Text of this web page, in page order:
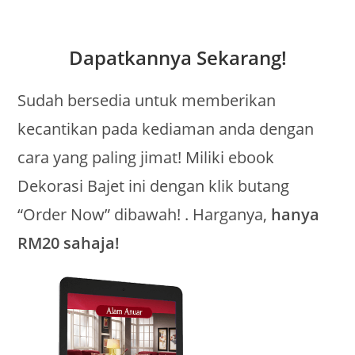
Dapatkannya Sekarang!
Sudah bersedia untuk memberikan
kecantikan pada kediaman anda dengan
cara yang paling jimat! Miliki ebook
Dekorasi Bajet ini dengan klik butang
“Order Now” dibawah! . Harganya, hanya
RM20 sahaja!